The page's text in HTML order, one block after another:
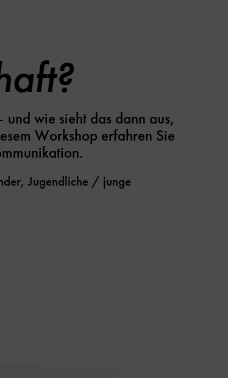
und wie sieht das dann aus,
Workshop erfahren Sie
Jugendliche / junge